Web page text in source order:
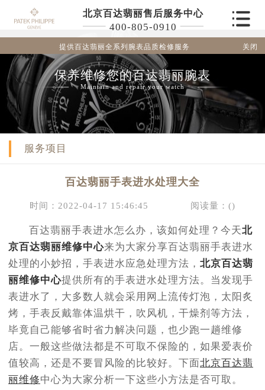
北京百达翡丽售后服务中心
400-805-0910
提供百达翡丽全系列腕表品质检修服务 关闭
保养维修您的百达翡丽腕表
Maintain and repair your watch
服务项目
百达翡丽手表进水处理大全
时间：2022-04-17 15:46:45 阅读量：()
百达翡丽手表进水怎么办，该如何处理？今天北
京百达翡丽维修中心来为大家分享百达翡丽手表进水
处理的小妙招，手表进水应急处理方法， 北京百达翡
丽维修中心提供所有的手表进水处理方法。当发现手
表进水了，大多数人就会采用网上流传灯泡，太阳炙
烤，手表反戴靠体温烘干，吹风机，干燥剂等方法，
毕竟自己能够省时省力解决问题，也少跑一趟维修
店。一般这些做法都是不可取不保险的，如果爱表价
值较高，还是不要冒风险的比较好。下面北京百达翡
丽维修中心为大家分析一下这些小方法是否可取。